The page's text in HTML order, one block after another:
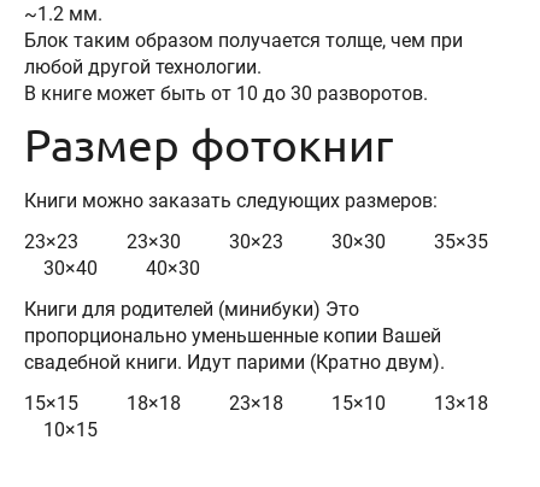
~1.2 мм.
Блок таким образом получается толще, чем при
любой другой технологии.
В книге может быть от 10 до 30 разворотов.
Размер фотокниг
Книги можно заказать следующих размеров:
23×23 23×30 30×23 30×30 35×35
30×40 40×30
Книги для родителей (минибуки) Это
пропорционально уменьшенные копии Вашей
свадебной книги. Идут парими (Кратно двум).
15×15 18×18 23×18 15×10 13×18
10×15